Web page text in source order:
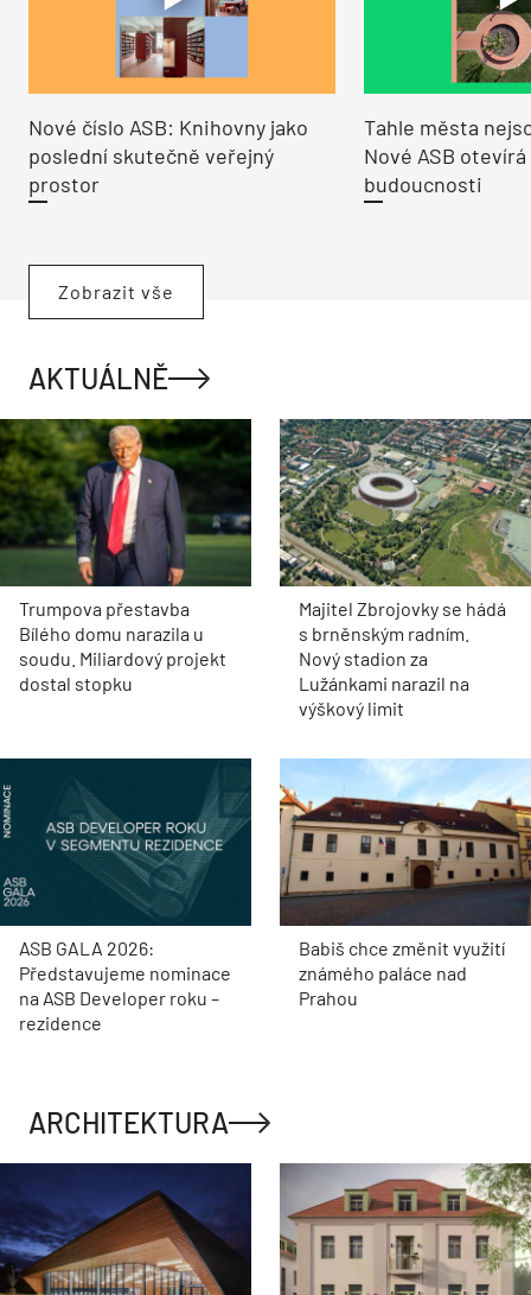
Nové číslo ASB: Knihovny jako
poslední skutečně veřejný
prostor
Tahle města
Nové ASB
budoucnosti
Zobrazit vše
AKTUÁLNĚ
Trumpova přestavba
Bílého domu narazila u
soudu. Miliardový projekt
dostal stopku
Majitel Zbrojovky se hádá
s brněnským radním.
Nový stadion za
Lužánkami narazil na
výškový limit
ASB GALA 2026:
Představujeme nominace
na ASB Developer roku –
rezidence
Babiš chce změnit využití
známého paláce nad
Prahou
ARCHITEKTURA